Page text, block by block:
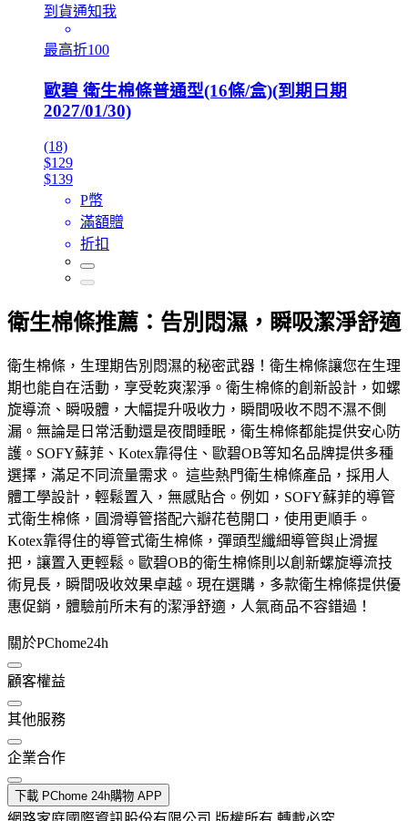
到貨通知我
最高折100
歐碧 衛生棉條普通型(16條/盒)(到期日期
2027/01/30)
(18)
$129
$139
P幣
滿額贈
折扣
衛生棉條推薦：告別悶濕，瞬吸潔淨舒適
衛生棉條，生理期告別悶濕的秘密武器！衛生棉條讓您在生理
期也能自在活動，享受乾爽潔淨。衛生棉條的創新設計，如螺
旋導流、瞬吸體，大幅提升吸收力，瞬間吸收不悶不濕不側
漏。無論是日常活動還是夜間睡眠，衛生棉條都能提供安心防
護。SOFY蘇菲、Kotex靠得住、歐碧OB等知名品牌提供多種
選擇，滿足不同流量需求。 這些熱門衛生棉條產品，採用人
體工學設計，輕鬆置入，無感貼合。例如，SOFY蘇菲的導管
式衛生棉條，圓滑導管搭配六瓣花苞開口，使用更順手。
Kotex靠得住的導管式衛生棉條，彈頭型纖細導管與止滑握
把，讓置入更輕鬆。歐碧OB的衛生棉條則以創新螺旋導流技
術見長，瞬間吸收效果卓越。現在選購，多款衛生棉條提供優
惠促銷，體驗前所未有的潔淨舒適，人氣商品不容錯過！
關於PChome24h
顧客權益
其他服務
企業合作
下載 PChome 24h購物 APP